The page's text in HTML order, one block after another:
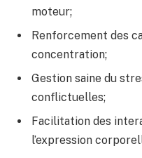
moteur;
Renforcement des
concentration;
Gestion saine du
conflictuelles;
Facilitation des
l’expression